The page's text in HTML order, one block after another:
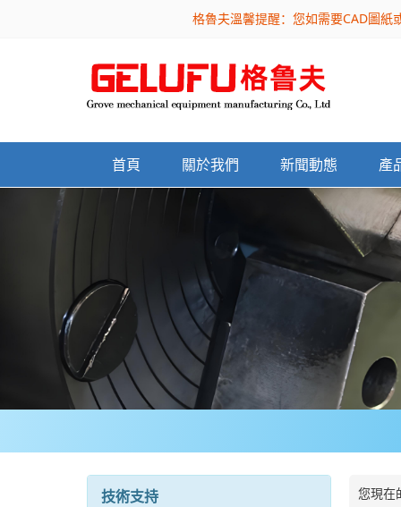
格魯夫溫馨提醒：您如需要CAD圖
首頁 關於我們 新聞動態 產
技術支持 您現在